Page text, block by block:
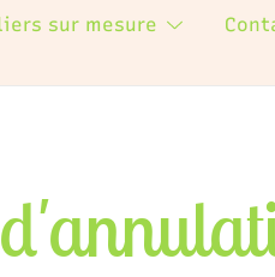
sur mesure